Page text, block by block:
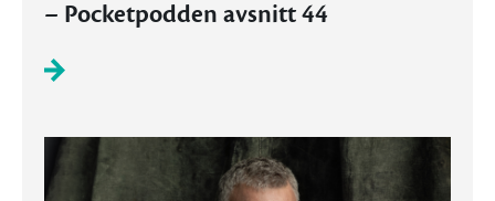
– Pocketpodden avsnitt 44